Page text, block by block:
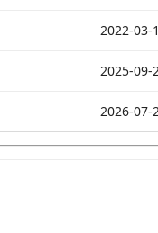
2022-03-
2025-09-
2026-07-